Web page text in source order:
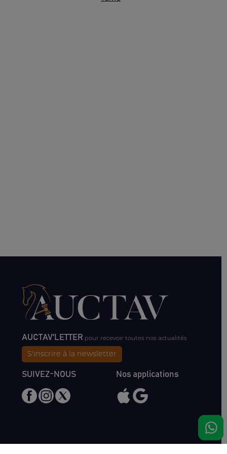
AUCTAV'LETTER pour recevoir toutes nos actualités
S'inscrire à la newsletter
SUIVEZ-NOUS Nos applications